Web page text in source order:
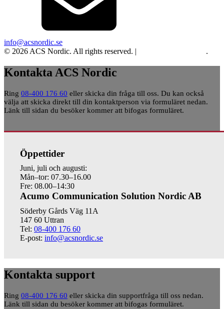
info@acsnordic.se
© 2026 ACS Nordic. All rights reserved. |
.
Kontakta ACS Nordic
Ring 08-400 176 60 eller skicka din fråga till oss. Du kan också
välja att skicka direkt till din kontaktperson via formuläret nedan.
Länk till sidan du besöker kommer att bifogas formuläret.
Öppettider
Juni, juli och augusti:
Mån–tor: 07.30–16.00
Fre: 08.00–14:30
Acumo Communication Solution Nordic AB
Söderby Gårds Väg 11A
147 60 Uttran
Tel: 08-400 176 60
E-post: info@acsnordic.se
Kontakta support
Ring 08-400 176 60 eller skicka din supportfråga till oss nedan.
Länk till sidan du besöker kommer att bifogas formuläret.